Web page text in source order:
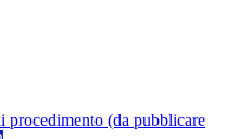
procedimento (da pubblicare